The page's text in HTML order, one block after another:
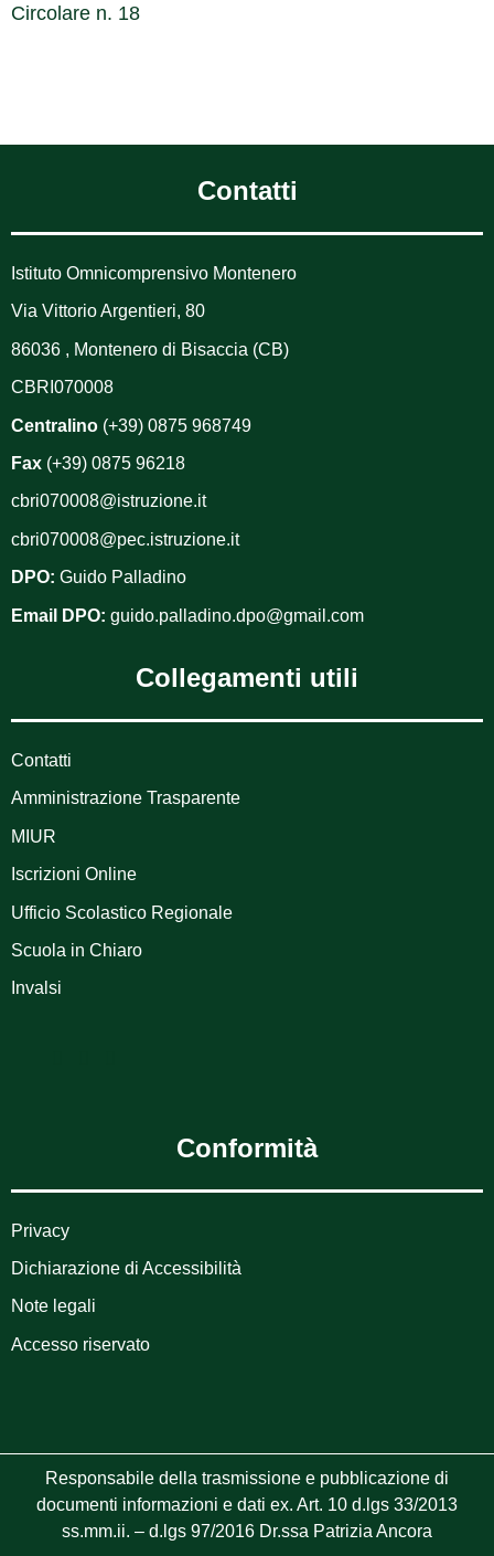
Circolare n. 18
Contatti
Istituto Omnicomprensivo Montenero
Via Vittorio Argentieri, 80
86036 , Montenero di Bisaccia (CB)
CBRI070008
Centralino (+39) 0875 968749
Fax (+39) 0875 96218
cbri070008@istruzione.it
cbri070008@pec.istruzione.it
DPO: Guido Palladino
Email DPO: guido.palladino.dpo@gmail.com
Collegamenti utili
Contatti
Amministrazione Trasparente
MIUR
Iscrizioni Online
Ufficio Scolastico Regionale
Scuola in Chiaro
Invalsi
Conformità
Privacy
Dichiarazione di Accessibilità
Note legali
Accesso riservato
Responsabile della trasmissione e pubblicazione di
documenti informazioni e dati ex. Art. 10 d.lgs 33/2013
ss.mm.ii. – d.lgs 97/2016 Dr.ssa Patrizia Ancora